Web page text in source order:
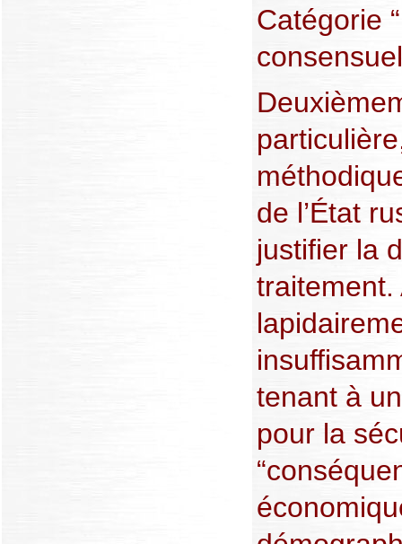
Catégorie
de l’État
justifier la
traitement.
tenant à
pour la